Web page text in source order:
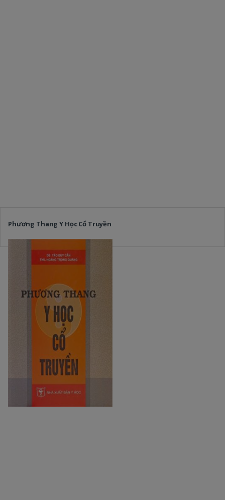
Phương Thang Y Học Cổ Truyền